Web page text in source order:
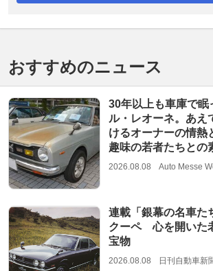
おすすめのニュース
30年以上も車庫で眠
ル・レオーネ。あえ
けるオーナーの情熱
趣味の若者たちとの
2026.08.08 Auto Messe
連載「銀幕の名車た
クーペ 心を開いた
宝物
2026.08.08 日刊自動車新